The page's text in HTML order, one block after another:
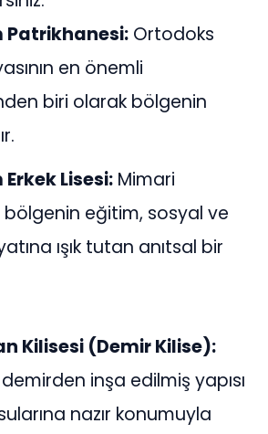
Patrikhanesi: Ortodoks
en önemli
biri olarak bölgenin
Erkek Lisesi: Mimari
bölgenin eğitim, sosyal ve
ışık tutan anıtsal bir
Kilisesi (Demir Kilise):
inşa edilmiş yapısı
nazır konumuyla